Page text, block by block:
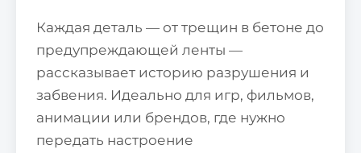
Каждая деталь — от трещин в бетоне до
предупреждающей ленты —
рассказывает историю разрушения и
забвения. Идеально для игр, фильмов,
анимации или брендов, где нужно
передать настроение